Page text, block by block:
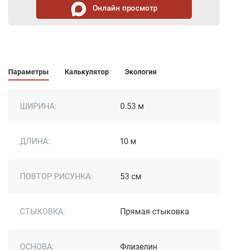
Онлайн просмотр
Параметры Калькулятор Экология
ШИРИНА: 0.53 м
ДЛИНА: 10 м
ПОВТОР РИСУНКА: 53 см
СТЫКОВКА: Прямая стыковка
ОСНОВА: Флизелин